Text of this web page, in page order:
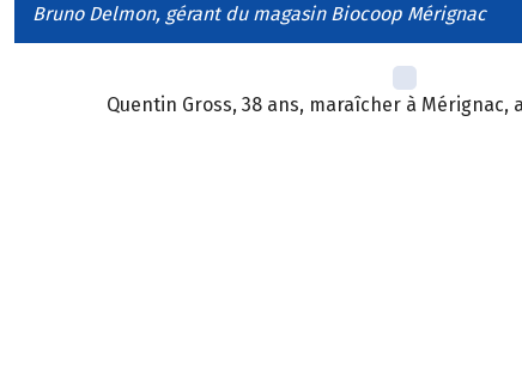
Bruno Delmon, gérant du magasin Biocoop Mérignac
Quentin Gross, 38 ans, maraîcher à Mérignac,